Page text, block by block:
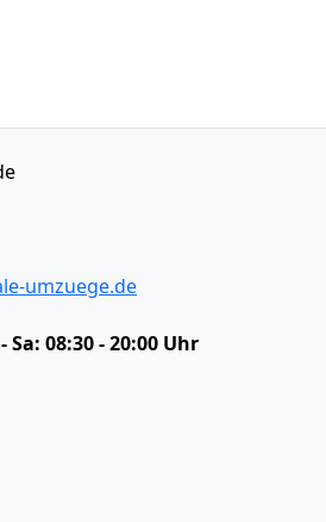
umzuege.de
Sa: 08:30 - 20:00 Uhr